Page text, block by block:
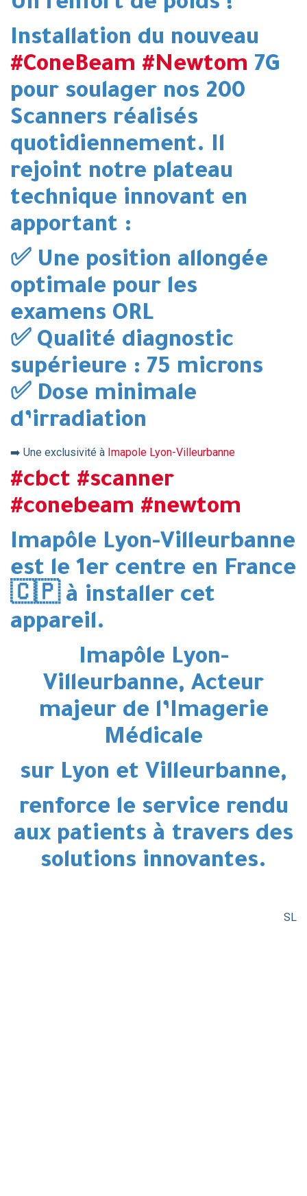
Installation du nouveau
#ConeBeam #Newtom 7G
pour soulager nos 200
Scanners réalisés
quotidiennement. Il
rejoint notre plateau
technique innovant en
apportant :
✅ Une position allongée
optimale pour les
examens ORL
✅ Qualité diagnostic
supérieure : 75 microns
✅ Dose minimale
d’irradiation
➡️ Une exclusivité à Imapole Lyon-Villeurbanne
#cbct #scanner
#conebeam #newtom
Imapôle Lyon-Villeurbanne
est le 1er centre en France
🇨🇵 à installer cet
appareil.
Imapôle Lyon-
Villeurbanne, Acteur
majeur de l’Imagerie
Médicale
sur Lyon et Villeurbanne,
renforce le service rendu
aux patients à travers des
solutions innovantes.
SL